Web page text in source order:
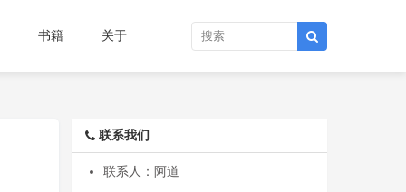
书籍 关于
联系我们
联系人：阿道